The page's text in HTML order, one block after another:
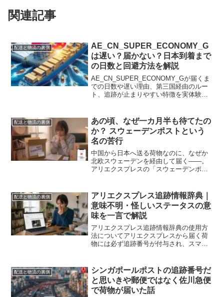
関連記事
配送と物流の裏側
AE_CN_SUPER_ECONOMY_G
は遅い？届かない？日本到着まで
の日数と回避方法を解説
AE_CN_SUPER_ECONOMY_Gが届くま
での日数や遅い理由、第三国経由のルー
ト、追跡が止まりやすい特徴を実体験ベ
意点もまとめた初心者向けガイドです。
待たされやすい配送の仕組みを事前に知
りたい人向けです。詳しく知りたい場合
に役立ちます。
配送と物流の裏側
あの頃、なぜ一カ月半も待てたの
か？ スウェーデンポストという
名の苦行
中国から日本へ送る荷物なのに、なぜか
北欧スウェーデンを経由して届く――。
アリエクスプレスの「スウェーデンポス
配送と物流の裏側
アリエクスプレス追跡情報辞典｜
意味不明・怪しいステータスの意
味を一言で解説
アリエクスプレス追跡情報辞典の使用方
法についてアリエクスプレスから届く荷
物には必ず追跡番号が付与され、スマホ
いても、独特な表現が多く、そのままの
意味で捉えると誤認しかね...
配送と物流の裏側
シンガポールポストの追跡番号だ
と思いきや郵便ではなく佐川急便
で荷物が届いた話